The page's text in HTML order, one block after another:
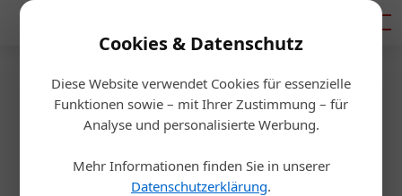
Cookies & Datenschutz
Diese Website verwendet Cookies für essenzielle
Funktionen sowie – mit Ihrer Zustimmung – für
Analyse und personalisierte Werbung.
Mehr Informationen finden Sie in unserer
Datenschutzerklärung.
Startseite/Gastro & Hotel
Was ein Signature-Dish bringt
Daniel Nutz 07.03.2019, 14:57 Uhr